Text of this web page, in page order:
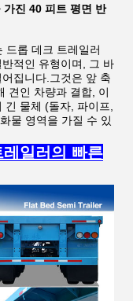
가진 40 피트 평면 반
드롭 데크 트레일러
적인 유형이며, 그 바
집니다.그것은 앞 축
견인 차량과 결합, 이
물체 (돌자, 파이프,
물 영역을 가질 수 있
일러의 빠른